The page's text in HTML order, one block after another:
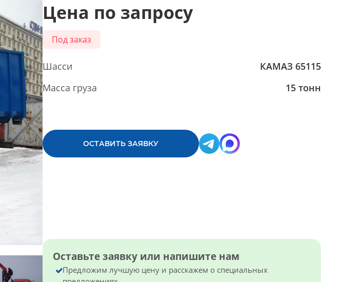
Цена по запросу
Под заказ
Шасси
КАМАЗ 65115
Масса груза
15 тонн
ОСТАВИТЬ ЗАЯВКУ
Оставьте заявку или напишите нам
Предложим лучшую цену и расскажем о специальных